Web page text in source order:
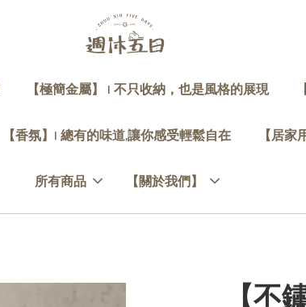
【極簡金屬】 | 不只收納，也是風格的展現
【香氛】| 總有的味道,讓你感受輕鬆自在 【居
所有商品 【關於我們】
【不